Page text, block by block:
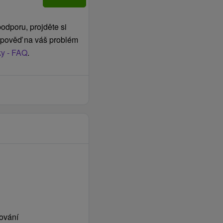
projděte si
na váš problém
- FAQ.